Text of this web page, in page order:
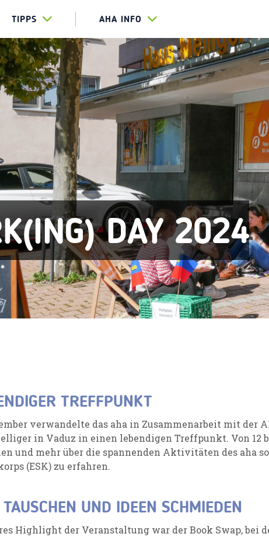
TIPPS AHA INFO
DAY 2024
TREFFPUNKT
verwandelte das aha in Zusammenarbeit mit der
in Vaduz in einen lebendigen Treffpunkt. Von
und mehr über die spannenden Aktivitäten des aha
(ESK) zu erfahren.
UND IDEEN SCHMIEDEN
Highlight der Veranstaltung war der Book Swap, bei